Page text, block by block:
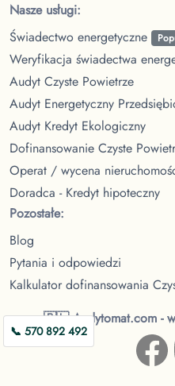
📞 570 892 492
Nasze usługi:
Świadectwo energetyczne
Weryfikacja świadectwa
Audyt Czyste Powietrze
Audyt Energetyczny
Audyt Kredyt Ekologiczny
Dofinansowanie Czyste
Operat / wycena
Doradca - Kredyt hipoteczny
Pozostałe:
Blog
Pytania i odpowiedzi
Kalkulator dofinansowania
🇵🇱 Audytomat.com -